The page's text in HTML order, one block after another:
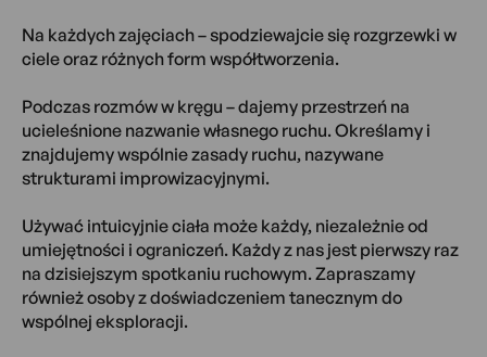
Na każdych zajęciach – spodziewajcie się rozgrzewki w
ciele oraz różnych form współtworzenia.
Podczas rozmów w kręgu – dajemy przestrzeń na
ucieleśnione nazwanie własnego ruchu. Określamy i
znajdujemy wspólnie zasady ruchu, nazywane
strukturami improwizacyjnymi.
Używać intuicyjnie ciała może każdy, niezależnie od
umiejętności i ograniczeń. Każdy z nas jest pierwszy raz
na dzisiejszym spotkaniu ruchowym. Zapraszamy
również osoby z doświadczeniem tanecznym do
wspólnej eksploracji.